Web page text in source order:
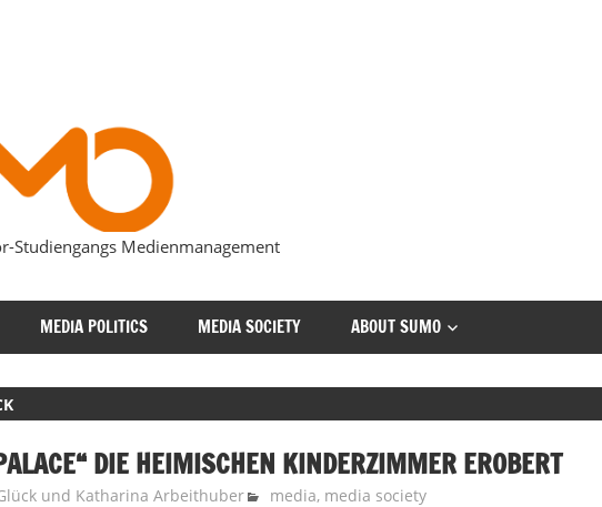
Studiengangs Medienmanagement
MEDIA POLITICS MEDIA SOCIETY ABOUT SUMO
DIE HEIMISCHEN KINDERZIMMER EROBERT
und Katharina Arbeithuber media, media society